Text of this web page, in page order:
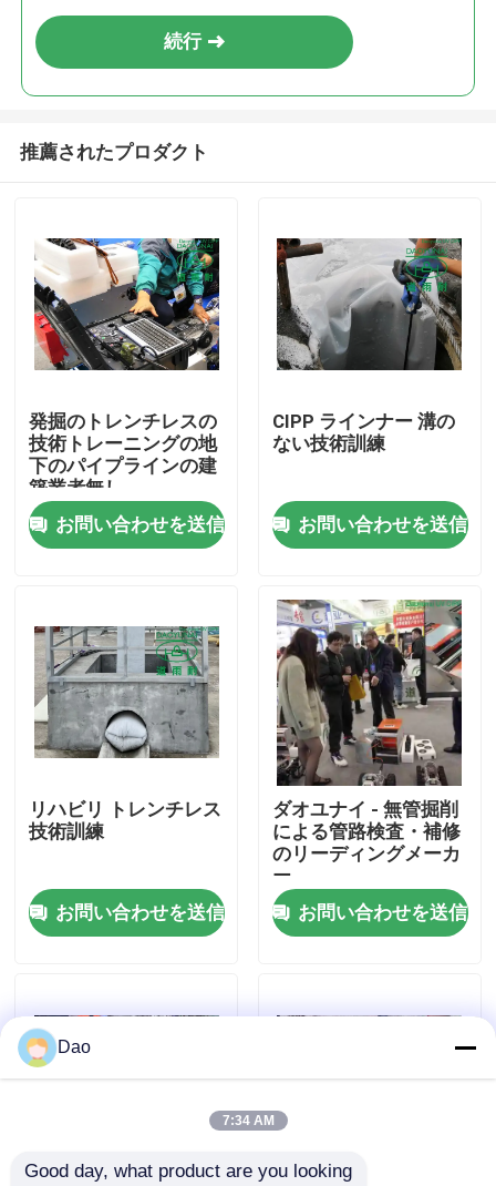
家
私達について
工場旅行
品質管理
私達に連絡しなさい
引用を要求しなさい
紫外線治されたCIPP
続行
推薦されたプロダクト
発掘のトレンチレスの
技術トレーニングの地
下のパイプラインの建
築業者無し
お問い合わせを送信
CIPP ラインナー 溝の
ない技術訓練
お問い合わせを送信
リハビリ トレンチレス
技術訓練
お問い合わせを送信
ダオユナイ - 無管掘削
による管路検査・補修
のリーディングメーカ
ー
お問い合わせを送信
Dao
7:34 AM
Good day, what product are you looking